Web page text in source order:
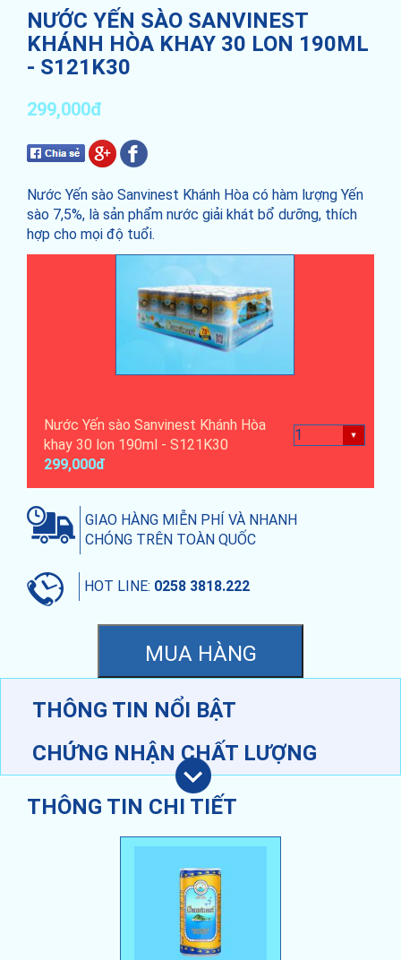
NƯỚC YẾN SÀO SANVINEST
KHÁNH HÒA KHAY 30 LON 190ML
- S121K30
299,000đ
Nước Yến sào Sanvinest Khánh Hòa có hàm lượng Yến
sào 7,5%, là sản phẩm nước giải khát bổ dưỡng, thích
hợp cho mọi độ tuổi.
Nước Yến sào Sanvinest Khánh Hòa
khay 30 lon 190ml - S121K30
299,000đ
GIAO HÀNG MIỄN PHÍ VÀ NHANH
CHÓNG TRÊN TOÀN QUỐC
HOT LINE: 0258 3818.222
THÔNG TIN NỔI BẬT
CHỨNG NHẬN CHẤT LƯỢNG
THÔNG TIN CHI TIẾT